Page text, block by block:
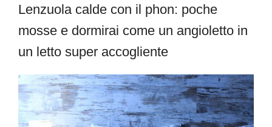
Lenzuola calde con il phon: poche
mosse e dormirai come un angioletto in
un letto super accogliente